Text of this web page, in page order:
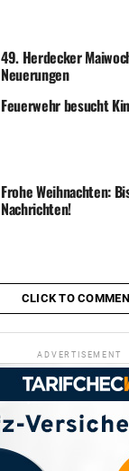
49. Herdecker
Neuerungen
Feuerwehr besucht
Frohe Weihnachten:
Nachrichten!
CLICK TO
ADVERTISEMENT